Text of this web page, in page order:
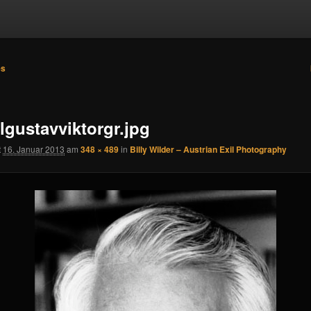
16. Januar 2013 am348 × 489in Billy Wilder – Austrian Exil Photography